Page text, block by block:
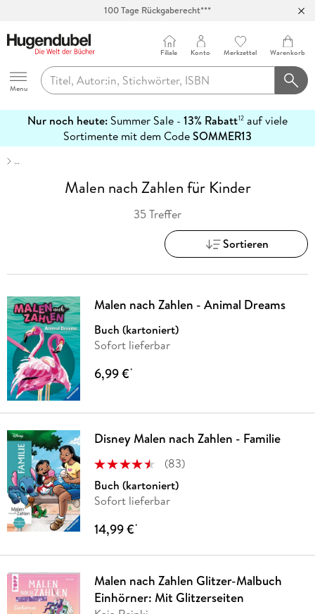
Abholung in über 100 Filialen
Hugendubel
Menu
Filiale Konto Merkzettel Warenkorb
Nur noch heute: Summer Sale - 13% Rabatt12 auf viele
Sortimente mit dem CodeSOMMER13
erfahren
…
Malen nach Zahlen für Kinder
35 Treffer
Sortieren
Malen nach Zahlen - Animal Dreams
Buch (kartoniert)
Sofort lieferbar
6,99 €*
Disney Malen nach Zahlen - Familie
(83)
Buch (kartoniert)
Sofort lieferbar
14,99 €*
Malen nach Zahlen Glitzer-Malbuch
Einhörner: Mit Glitzerseiten